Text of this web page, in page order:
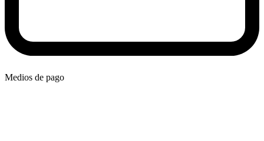
Medios de pago